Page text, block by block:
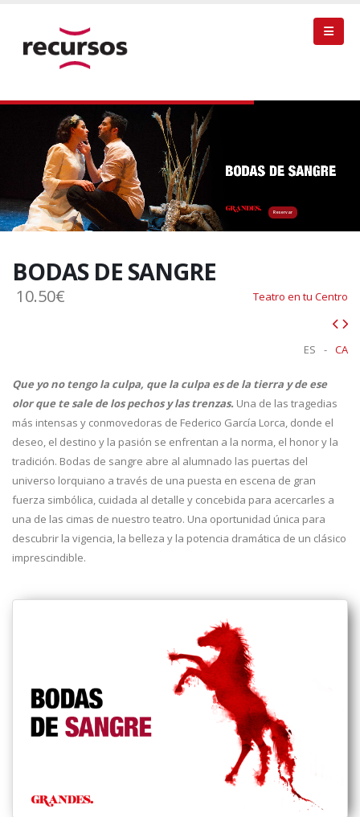
Reservar
BODAS DE SANGRE
10.50€ Teatro en tu Centro
CA
-
ES
Que yo no tengo la culpa, que la culpa es de la tierra y de ese
olor que te sale de los pechos y las trenzas. Una de las tragedias
más intensas y conmovedoras de Federico García Lorca, donde el
deseo, el destino y la pasión se enfrentan a la norma, el honor y la
tradición. Bodas de sangre abre al alumnado las puertas del
universo lorquiano a través de una puesta en escena de gran
fuerza simbólica, cuidada al detalle y concebida para acercarles a
una de las cimas de nuestro teatro. Una oportunidad única para
descubrir la vigencia, la belleza y la potencia dramática de un clásico
imprescindible.